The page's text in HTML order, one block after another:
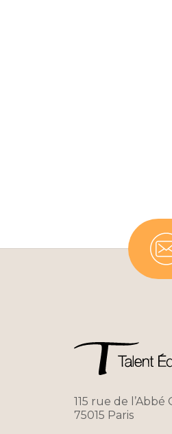
115 rue de
75015 Paris